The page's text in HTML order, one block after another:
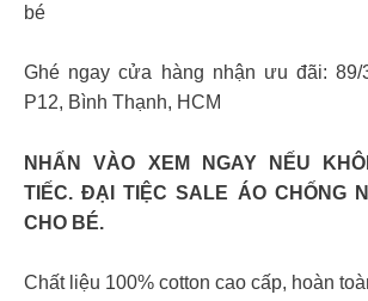
bé
Ghé ngay cửa hàng nhận ưu đãi:
P12, Bình Thạnh, HCM
NHẤN VÀO XEM NGAY NẾU
TIẾC. ĐẠI TIỆC SALE ÁO CHỐNG
CHO BÉ.
Chất liệu 100% cotton cao cấp, hoàn